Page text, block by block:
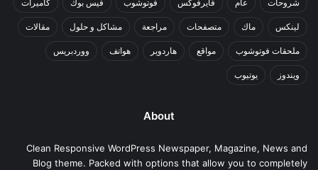
شروحات عام فايرفوكس فوتوشوب فيس بوك كاميرات
لينكس ماك متصفحات مراجعة مشاكل و حلول مقالات
ملحقات فوتوشوب مواقع هاردوير هواتف ووردبريس
ويندوز يوتيوب
About
Clean Responsive WordPress Newspaper, Magazine, News and
Blog theme. Packed with options that allow you to completely